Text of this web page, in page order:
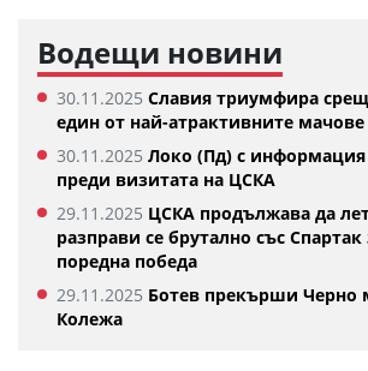
Водещи новини
30.11.2025 Славия триумфира
един от най-атрактивните мачове
30.11.2025 Локо (Пд) с информация
преди визитата на ЦСКА
29.11.2025 ЦСКА продължава да
разправи се брутално със Спартак
поредна победа
29.11.2025 Ботев прекърши Черно
Колежа